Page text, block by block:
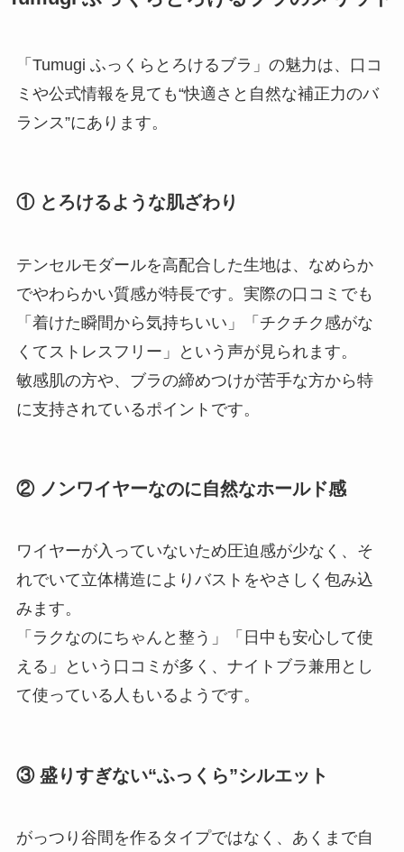
「Tumugi ふっくらとろけるブラ」の魅力は、口コ
ミや公式情報を見ても“快適さと自然な補正力のバ
ランス”にあります。
① とろけるような肌ざわり
テンセルモダールを高配合した生地は、なめらか
でやわらかい質感が特長です。実際の口コミでも
「着けた瞬間から気持ちいい」「チクチク感がな
くてストレスフリー」という声が見られます。
敏感肌の方や、ブラの締めつけが苦手な方から特
に支持されているポイントです。
② ノンワイヤーなのに自然なホールド感
ワイヤーが入っていないため圧迫感が少なく、そ
れでいて立体構造によりバストをやさしく包み込
みます。
「ラクなのにちゃんと整う」「日中も安心して使
える」という口コミが多く、ナイトブラ兼用とし
て使っている人もいるようです。
③ 盛りすぎない“ふっくら”シルエット
がっつり谷間を作るタイプではなく、あくまで自